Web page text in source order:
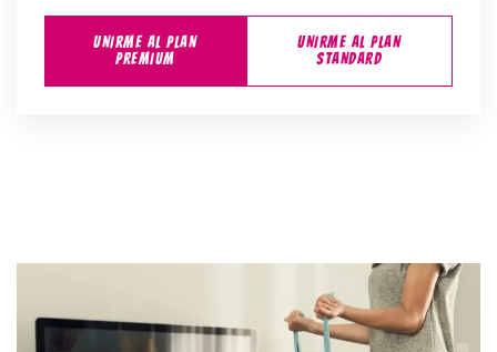
UNIRME AL PLAN
PREMIUM
UNIRME AL PLAN
STANDARD